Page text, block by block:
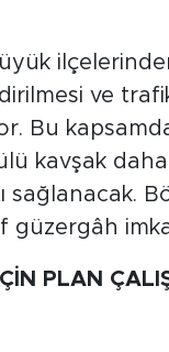
ve
Bu
kavşak daha
sağlanacak.
PLAN